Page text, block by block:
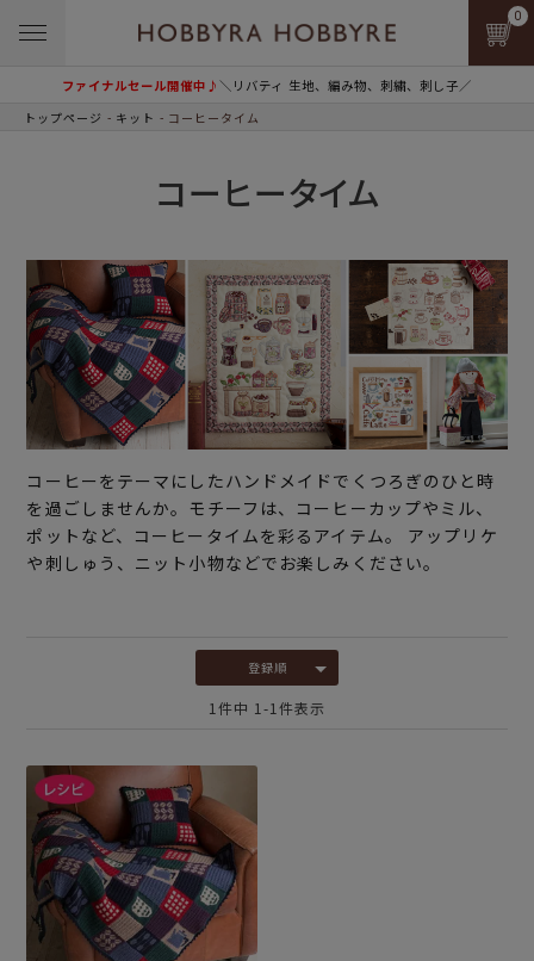
ファイナルセール開催中♪＼リバティ 生地、編み物、刺繍、刺し子／
0
トップページ キット コーヒータイム
コーヒータイム
コーヒーをテーマにしたハンドメイドでくつろぎのひと時
を過ごしませんか。モチーフは、コーヒーカップやミル、
ポットなど、コーヒータイムを彩るアイテム。 アップリケ
や刺しゅう、ニット小物などでお楽しみください。
登録順
1 件中 1 -1 件表示